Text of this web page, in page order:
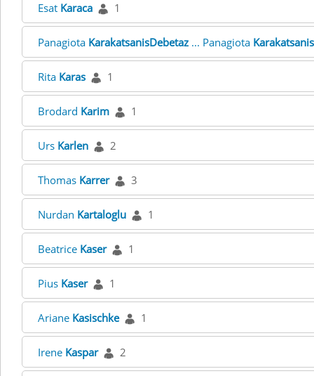
Esat Karaca 1
Panagiota KarakatsanisDebetaz ... Panagiota
Rita Karas 1
Brodard Karim 1
Urs Karlen 2
Thomas Karrer 3
Nurdan Kartaloglu 1
Beatrice Kaser 1
Pius Kaser 1
Ariane Kasischke 1
Irene Kaspar 2